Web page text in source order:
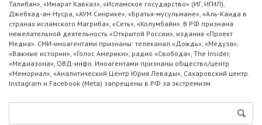
Талибан», «Имарат Кавказ», «Исламское государство» (ИГ, ИГИЛ),
Джебхад-ан-Нусра, «АУМ Синрике», «Братья-мусульмане», «Аль-Каида в
странах исламского Магриба», «Сеть», «Колумбайн». В РФ признана
нежелательной деятельность «Открытой России», издания «Проект
Медиа». СМИ-иноагентами признаны: телеканал «Дождь», «Медуза»,
«Важные истории», «Голос Америки», радио «Свобода», The Insider,
«Медиазона», ОВД-инфо. Иноагентами признаны общество/центр
«Мемориал», «Аналитический Центр Юрия Левады», Сахаровский центр.
Instagram и Facebook (Metа) запрещены в РФ за экстремизм.